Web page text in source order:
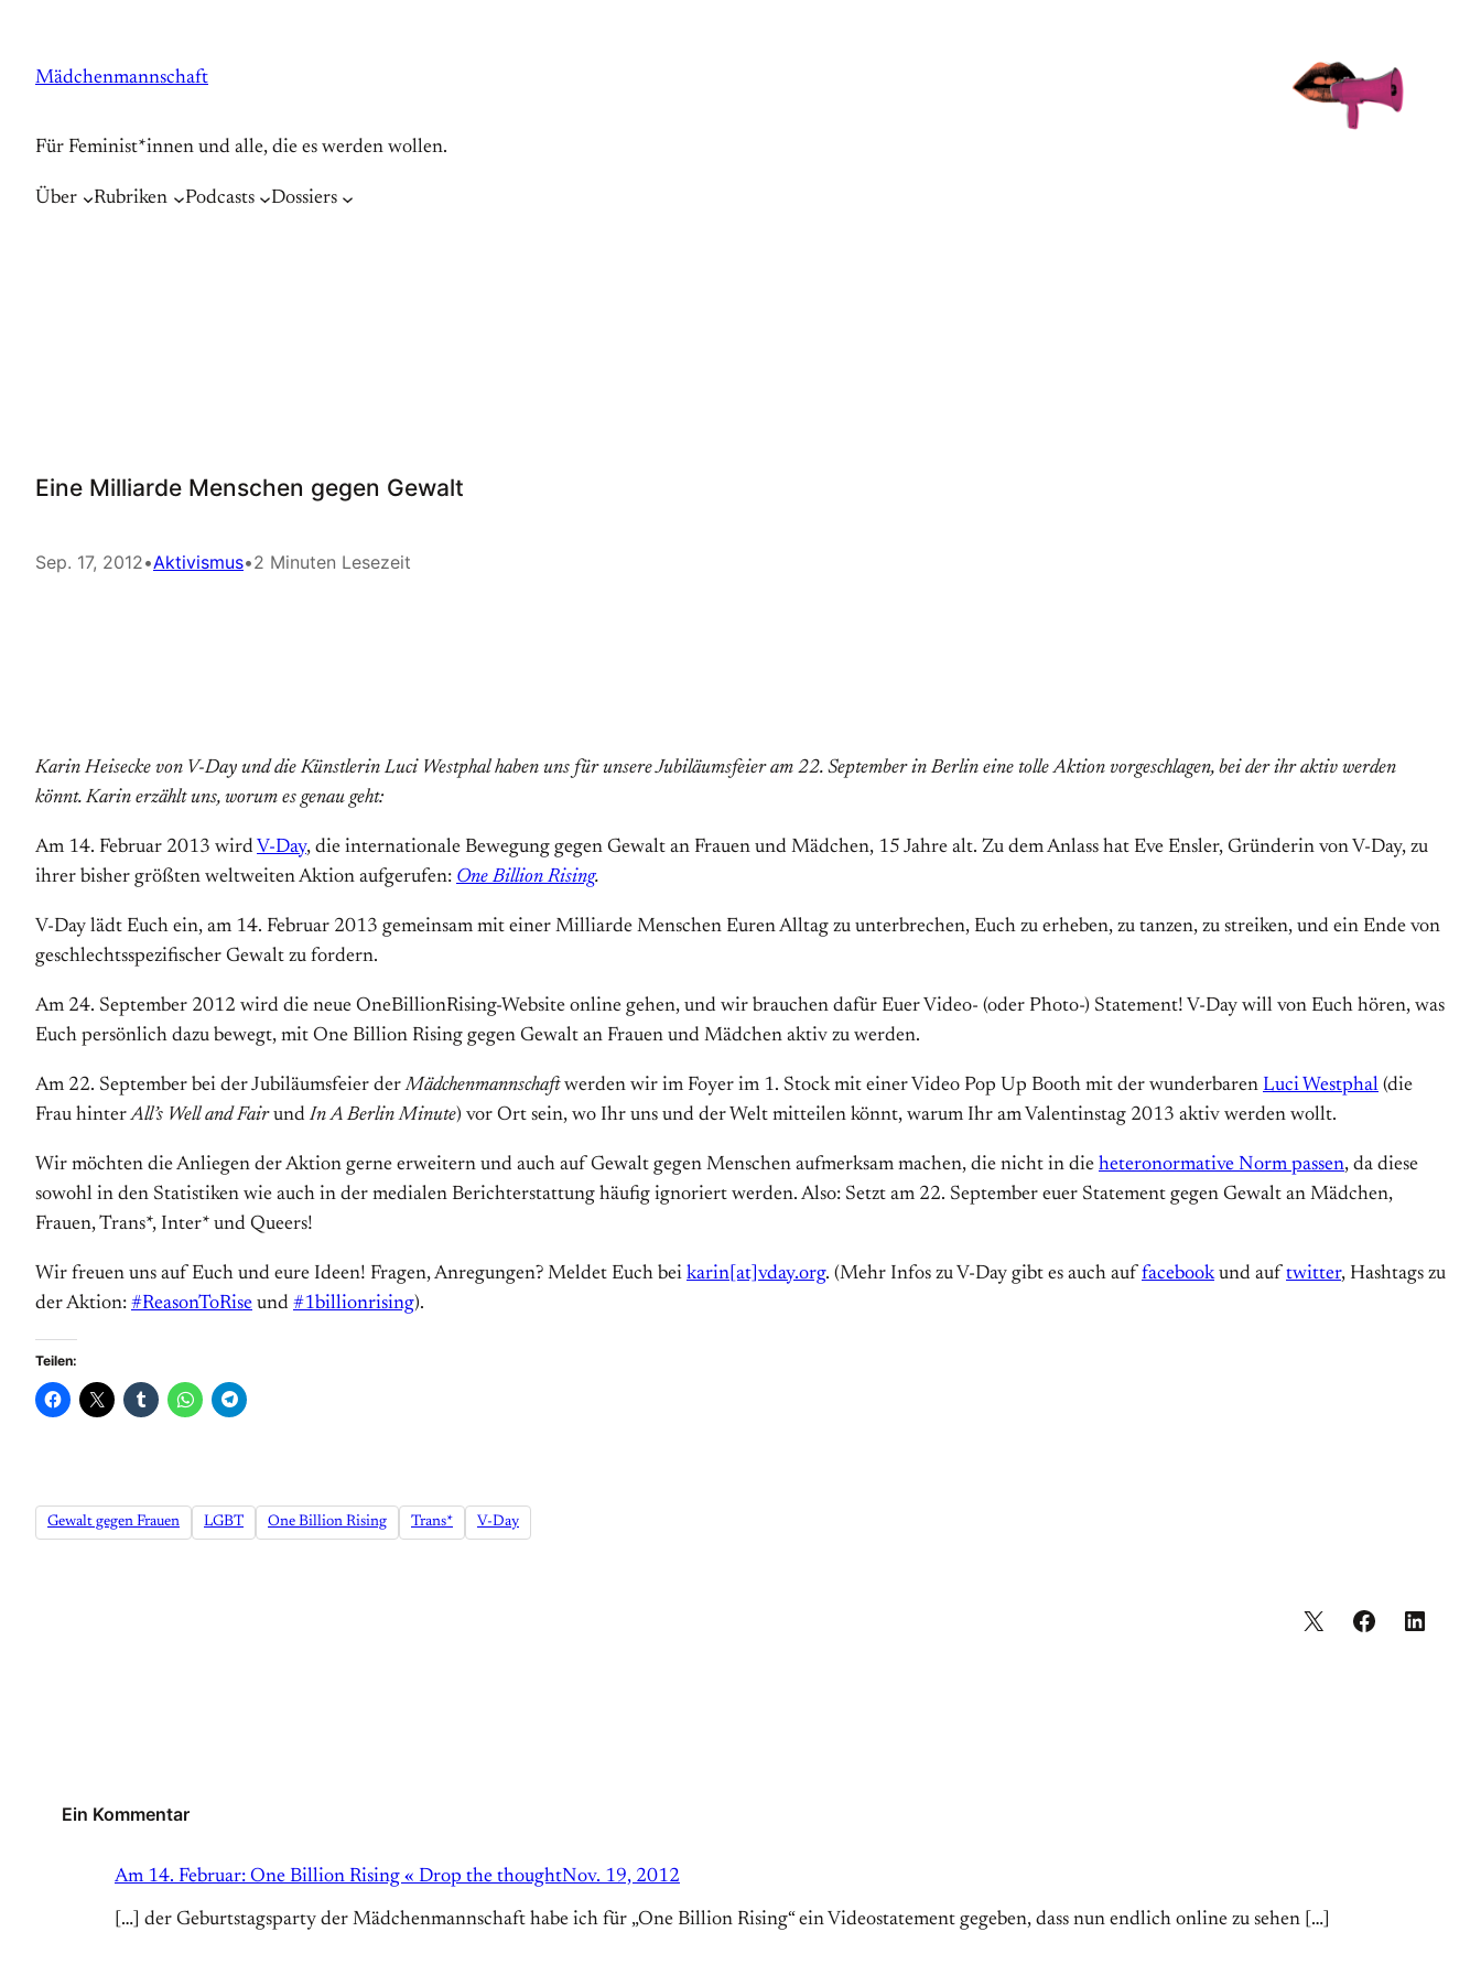
springen
Mädchenmannschaft
Für Feminist*innen und alle, die es werden wollen.
Über Rubriken Podcasts Dossiers
Eine Milliarde Menschen gegen Gewalt
Sep. 17, 2012•Aktivismus•2 Minuten Lesezeit
Karin Heisecke von V-Day und die Künstlerin Luci Westphal haben uns für unsere Jubiläumsfeier am 22. September in Berlin eine tolle Aktion vorgeschlagen, bei der ihr aktiv werden
könnt. Karin erzählt uns, worum es genau geht:
Am 14. Februar 2013 wird V-Day, die internationale Bewegung gegen Gewalt an Frauen und Mädchen, 15 Jahre alt. Zu dem Anlass hat Eve Ensler, Gründerin von V-Day, zu
ihrer bisher größten weltweiten Aktion aufgerufen: One Billion Rising.
V-Day lädt Euch ein, am 14. Februar 2013 gemeinsam mit einer Milliarde Menschen Euren Alltag zu unterbrechen, Euch zu erheben, zu tanzen, zu streiken, und ein Ende von
geschlechtsspezifischer Gewalt zu fordern.
Am 24. September 2012 wird die neue OneBillionRising-Website online gehen, und wir brauchen dafür Euer Video- (oder Photo-) Statement! V-Day will von Euch hören, was
Euch persönlich dazu bewegt, mit One Billion Rising gegen Gewalt an Frauen und Mädchen aktiv zu werden.
Am 22. September bei der Jubiläumsfeier derMädchenmannschaftwerden wir im Foyer im 1. Stock mit einer Video Pop Up Booth mit der wunderbaren Luci Westphal (die
Frau hinterAll’s Well and Fairund In A Berlin Minute) vor Ort sein, wo Ihr uns und der Welt mitteilen könnt, warum Ihr am Valentinstag 2013 aktiv werden wollt.
Wir möchten die Anliegen der Aktion gerne erweitern und auch auf Gewalt gegen Menschen aufmerksam machen, die nicht in die heteronormative Norm passen, da diese
sowohl in den Statistiken wie auch in der medialen Berichterstattung häufig ignoriert werden. Also: Setzt am 22. September euer Statement gegen Gewalt an Mädchen,
Frauen, Trans*, Inter* und Queers!
Wir freuen uns auf Euch und eure Ideen! Fragen, Anregungen? Meldet Euch bei karin[at]vday.org. (Mehr Infos zu V-Day gibt es auch auf facebookund auf twitter, Hashtags zu
der Aktion: #ReasonToRise und #1billionrising).
Teilen:
Gewalt gegen Frauen LGBT One Billion Rising Trans* V-Day
Ein Kommentar
Am 14. Februar: One Billion Rising « Drop the thoughtNov. 19, 2012
[…] der Geburtstagsparty der Mädchenmannschaft habe ich für „One Billion Rising“ ein Videostatement gegeben, dass nun endlich online zu sehen […]